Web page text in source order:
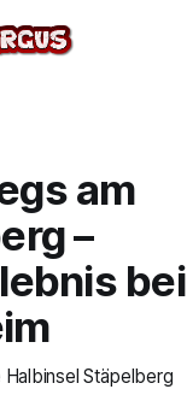
am
–
bei
Halbinsel Stäpelberg